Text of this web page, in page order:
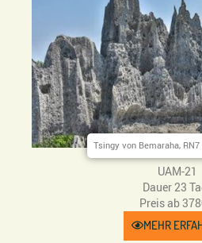
Tsingy von Bemaraha,
UAM-21
Dauer 23
Preis ab
MEHR